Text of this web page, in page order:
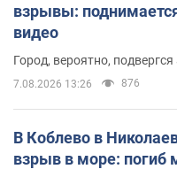
взрывы:
видео
Город, вероятно,
7.08.2026 13:26 876
В Коблево в
взрыв в море: погиб